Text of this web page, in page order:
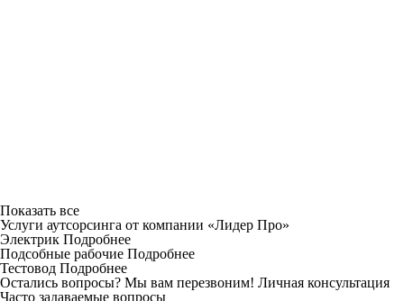
Показать все
Услуги аутсорсинга от компании «Лидер Про»
Электрик Подробнее
Подсобные рабочие Подробнее
Тестовод Подробнее
Остались вопросы? Мы вам перезвоним! Личная консультация
Часто задаваемые вопросы